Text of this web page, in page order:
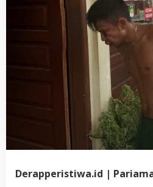
Derapperistiwa.id |